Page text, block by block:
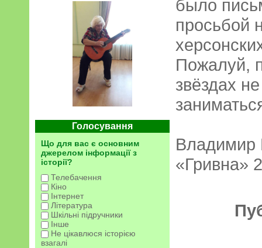
Голосування
Що для вас є основним
джерелом інформації з
історії?
Телебачення
Кіно
Інтернет
Література
Шкільні підручники
Інше
Не цікавлюся історією
взагалі
было
просьбой
Пожалуй,
звёздах
Владимир
«Гривна»